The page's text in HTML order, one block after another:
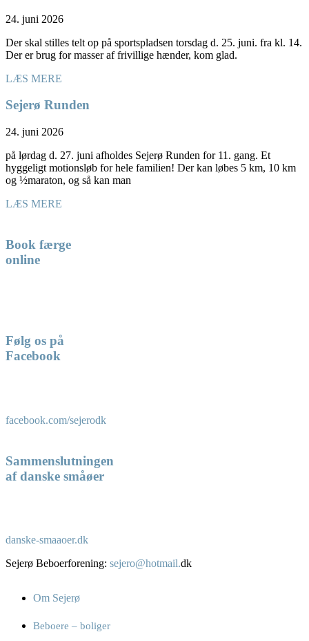
24. juni 2026
Der skal stilles telt op på sportspladsen torsdag d. 25. juni. fra kl. 14.
Der er brug for masser af frivillige hænder, kom glad.
LÆS MERE
Sejerø Runden
24. juni 2026
på lørdag d. 27. juni afholdes Sejerø Runden for 11. gang. Et
hyggeligt motionsløb for hele familien! Der kan løbes 5 km, 10 km
og ½maraton, og så kan man
LÆS MERE
Book færge
online
Følg os på
Facebook
facebook.com/sejerodk
Sammenslutningen
af danske småøer
danske-smaaoer.dk
Sejerø Beboerforening: sejero@hotmail.dk
Om Sejerø
Beboere – boliger